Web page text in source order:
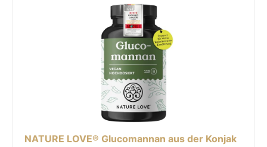
NATURE LOVE® Glucomannan aus der Konjak